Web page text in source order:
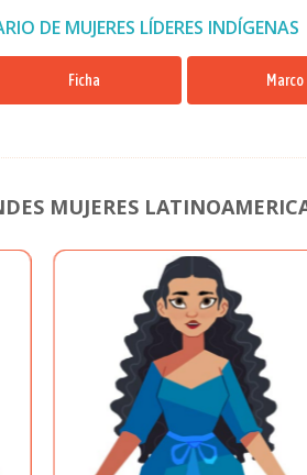
DE MUJERES LÍDERES INDÍGENAS
Ficha Marco
MUJERES